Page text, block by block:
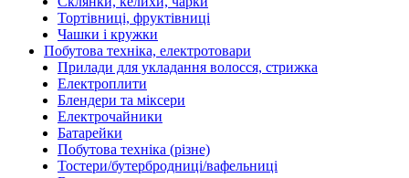
Тортівниці, фруктівниці
Чашки і кружки
Побутова техніка, електротовари
Прилади для укладання волосся, стрижка
Електроплити
Блендери та міксери
Електрочайники
Батарейки
Побутова техніка (різне)
Тостери/бутербродниці/вафельниці